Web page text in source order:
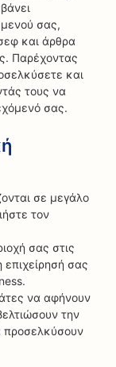
μενού σας,
και άρθρα
Παρέχοντας
και
τους να
σας.
σε μεγάλο
τον
σας στις
επιχείρησή σας
να αφήνουν
την
προσελκύσουν